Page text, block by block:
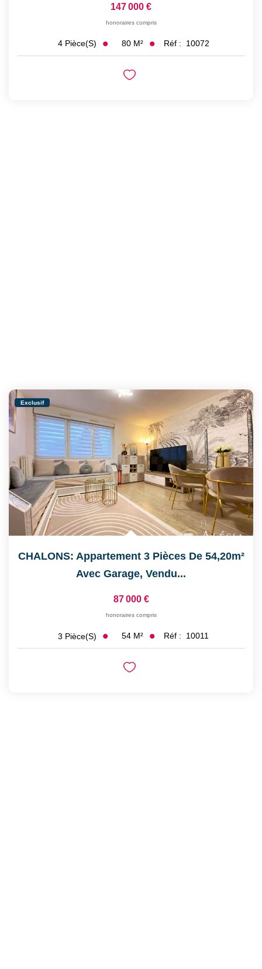
147 000 €
honoraires compris
4 Pièce(s) 80 M² Réf : 10072
Exclusif
CHALONS: Appartement 3 Pièces De 54,20m²
Avec Garage, Vendu...
87 000 €
honoraires compris
3 Pièce(s) 54 M² Réf : 10011